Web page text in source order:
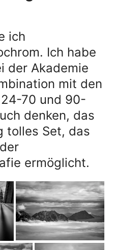
ich
Ich habe
der Akademie
mit den
70 und 90-
denken, das
tolles Set, das
ermöglicht.